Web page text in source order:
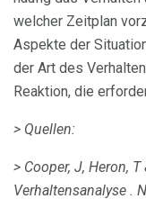
welcher Zeitplan
Aspekte der
der Art des
Reaktion, die
> Quellen:
> Cooper, J, Heron,
Verhaltensanalyse .